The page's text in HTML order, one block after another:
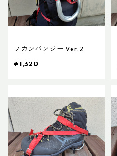
ワカンバンジー Ver.2
¥1,320